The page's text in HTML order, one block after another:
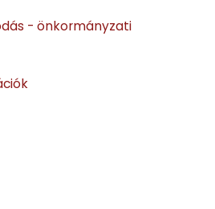
- önkormányzati